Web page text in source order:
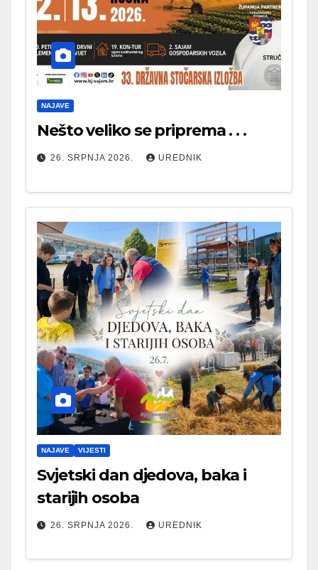
NAJAVE
Nešto veliko se priprema . . .
26. SRPNJA 2026. UREDNIK
NAJAVE VIJESTI
Svjetski dan djedova, baka i
starijih osoba
26. SRPNJA 2026. UREDNIK